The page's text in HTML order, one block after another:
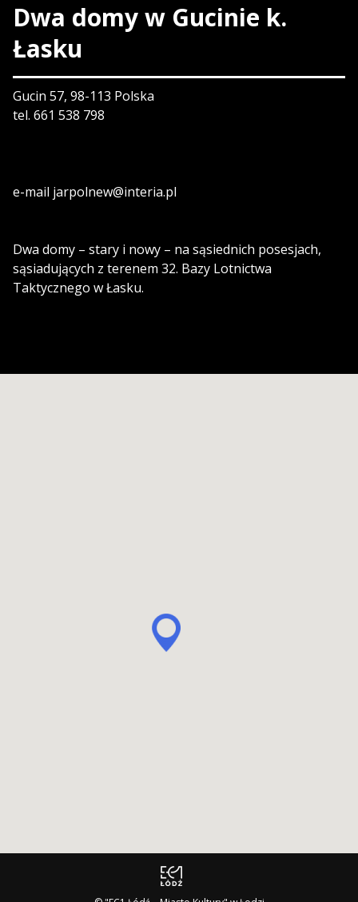
Dwa domy w Gucinie k.
Łasku
Gucin 57, 98-113 Polska
tel. 661 538 798
e-mail jarpolnew@interia.pl
Dwa domy – stary i nowy – na sąsiednich posesjach,
sąsiadujących z terenem 32. Bazy Lotnictwa
Taktycznego w Łasku.